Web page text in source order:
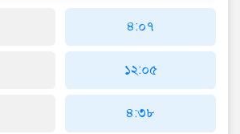
৪:০৭
১২:০৫
৪:৩৮